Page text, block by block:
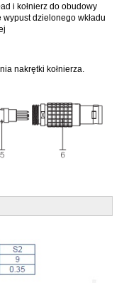
i kołnierz do obudowy
dzielonego wkładu
nakrętki kołnierza.